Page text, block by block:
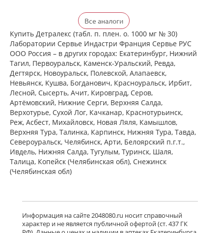
Детралекс (табл. п. плен. о. 500 мг №
60) Лаборатории Сервье Индастри
Франция Сервье РУС ООО Россия
есть в 1 аптеках
от 2 164,00 до 2 164,00
Венарус (табл. п. плен. о. 50 мг+450
мг № 30) Алиум АО (Московская
обл,.рп. Оболенск) Россия
есть в 1 аптеках
от 1 183,00 до 1 183,00
Венарус (табл. п. плен. о. 50 мг+450
мг № 60) Алиум АО (Московская
обл,.рп. Оболенск) Россия
есть в 1 аптеках
от 2 079,00 до 2 079,00
Детралекс (табл. п. плен. о. 1000 мг
№ 60) Лаборатории Сервье
Индастри Франция Сервье РУС ООО
Россия
Все аналоги
Купить Детралекс (табл. п. плен. о. 1000 мг № 30)
Лаборатории Сервье Индастри Франция Сервье РУС
ООО Россия – в других городах: Екатеринбург, Нижний
Тагил, Первоуральск, Каменск-Уральский, Ревда,
Дегтярск, Новоуральск, Полевской, Алапаевск,
Невьянск, Кушва, Богданович, Красноуральск, Ирбит,
Лесной, Сысерть, Ачит, Кировград, Серов,
Артёмовский, Нижние Cерги, Верхняя Салда,
Верхотурье, Сухой Лог, Качканар, Краснотурьинск,
Реж, Асбест, Михайловск, Новая Ляля, Камышлов,
Верхняя Тура, Талинка, Карпинск, Нижняя Тура, Тавда,
Североуральск, Челябинск, Арти, Белоярский п.г.т.,
Ивдель, Нижняя Салда, Тугулым, Туринск, Шаля,
Талица, Копейск (Челябинская обл), Снежинск
(Челябинская обл)
Информация на сайте 2048080.ru носит справочный
характер и не является публичной офертой (ст. 437 ГК